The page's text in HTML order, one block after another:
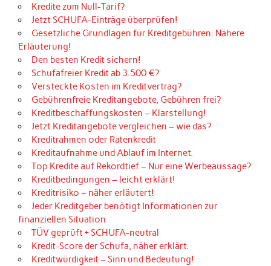
Kredite zum Null-Tarif?
Jetzt SCHUFA-Einträge überprüfen!
Gesetzliche Grundlagen für Kreditgebühren: Nähere
Erläuterung!
Den besten Kredit sichern!
Schufafreier Kredit ab 3.500 €?
Versteckte Kosten im Kreditvertrag?
Gebührenfreie Kreditangebote, Gebühren frei?
Kreditbeschaffungskosten – Klarstellung!
Jetzt Kreditangebote vergleichen – wie das?
Kreditrahmen oder Ratenkredit
Kreditaufnahme und Ablauf im Internet.
Top Kredite auf Rekordtief – Nur eine Werbeaussage?
Kreditbedingungen – leicht erklärt!
Kreditrisiko – näher erläutert!
Jeder Kreditgeber benötigt Informationen zur
finanziellen Situation
TÜV geprüft + SCHUFA-neutral
Kredit-Score der Schufa, näher erklärt.
Kreditwürdigkeit – Sinn und Bedeutung!